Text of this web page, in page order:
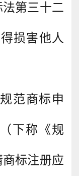
第三十二
损害他人
范商标申
下称《规
标注册应